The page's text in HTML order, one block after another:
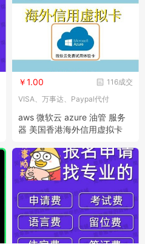
116成交
￥1.00
VISA、万事达、Paypal代付
aws 微软云 azure 油管 服务
器 美国香港海外信用虚拟卡